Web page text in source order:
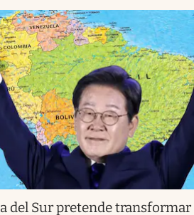
del Sur pretende transformar